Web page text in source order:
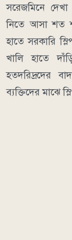
সরেজমিনে
নিতে আসা শত
হাতে সরকারি
খালি হাতে
হতদরিদ্রদের
ব্যক্তিদের মাঝে